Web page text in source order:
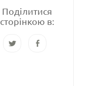
Поділитися
сторінкою в: